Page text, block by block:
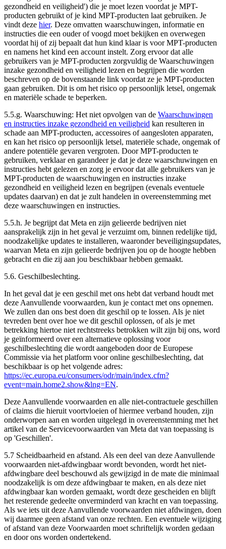
gezondheid en veiligheid') die je moet lezen voordat je MPT-
producten gebruikt of je kind MPT-producten laat gebruiken. Je
vindt deze hier. Deze omvatten waarschuwingen, informatie en
instructies die een ouder of voogd moet bekijken en overwegen
voordat hij of zij bepaalt dat hun kind klaar is voor MPT-producten
en namens het kind een account instelt. Zorg ervoor dat alle
gebruikers van je MPT-producten zorgvuldig de Waarschuwingen
inzake gezondheid en veiligheid lezen en begrijpen die worden
beschreven op de bovenstaande link voordat ze je MPT-producten
gaan gebruiken. Dit is om het risico op persoonlijk letsel, ongemak
en materiële schade te beperken.
5.5.g. Waarschuwing: Het niet opvolgen van de Waarschuwingen
en instructies inzake gezondheid en veiligheid kan resulteren in
schade aan MPT-producten, accessoires of aangesloten apparaten,
en kan het risico op persoonlijk letsel, materiële schade, ongemak of
andere potentiële gevaren vergroten. Door MPT-producten te
gebruiken, verklaar en garandeer je dat je deze waarschuwingen en
instructies hebt gelezen en zorg je ervoor dat alle gebruikers van je
MPT-producten de waarschuwingen en instructies inzake
gezondheid en veiligheid lezen en begrijpen (evenals eventuele
updates daarvan) en dat je zult handelen in overeenstemming met
deze waarschuwingen en instructies.
5.5.h. Je begrijpt dat Meta en zijn gelieerde bedrijven niet
aansprakelijk zijn in het geval je verzuimt om, binnen redelijke tijd,
noodzakelijke updates te installeren, waaronder beveiligingsupdates,
waarvan Meta en zijn gelieerde bedrijven jou op de hoogte hebben
gebracht en die zij aan jou beschikbaar hebben gemaakt.
5.6. Geschilbeslechting.
In het geval dat je een geschil met ons hebt dat verband houdt met
deze Aanvullende voorwaarden, kun je contact met ons opnemen.
We zullen dan ons best doen dit geschil op te lossen. Als je niet
tevreden bent over hoe we dit geschil oplossen, of als je met
betrekking hiertoe niet rechtstreeks betrokken wilt zijn bij ons, word
je geïnformeerd over een alternatieve oplossing voor
geschilbeslechting die wordt aangeboden door de Europese
Commissie via het platform voor online geschilbeslechting, dat
beschikbaar is op het volgende adres:
https://ec.europa.eu/consumers/odr/main/index.cfm?
event=main.home2.show&lng=EN.
Deze Aanvullende voorwaarden en alle niet-contractuele geschillen
of claims die hieruit voortvloeien of hiermee verband houden, zijn
onderworpen aan en worden uitgelegd in overeenstemming met het
artikel van de Servicevoorwaarden van Meta dat van toepassing is
op 'Geschillen'.
5.7 Scheidbaarheid en afstand. Als een deel van deze Aanvullende
voorwaarden niet-afdwingbaar wordt bevonden, wordt het niet-
afdwingbare deel beschouwd als gewijzigd in de mate die minimaal
noodzakelijk is om deze afdwingbaar te maken, en als deze niet
afdwingbaar kan worden gemaakt, wordt deze gescheiden en blijft
het resterende gedeelte onverminderd van kracht en van toepassing.
Als we iets uit deze Aanvullende voorwaarden niet afdwingen, doen
wij daarmee geen afstand van onze rechten. Een eventuele wijziging
of afstand van deze Voorwaarden moet schriftelijk worden gedaan
en door ons worden ondertekend.